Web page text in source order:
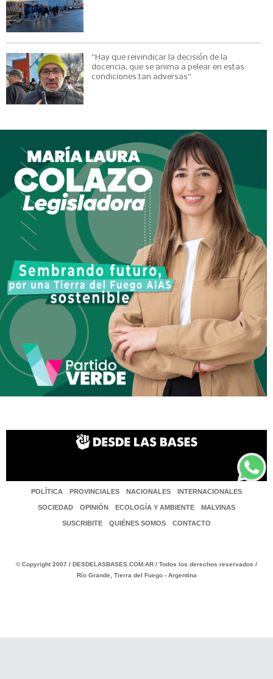
“Hay que reivindicar la decisión de la
docencia, que se anima a pelear en estas
condiciones tan adversas”
POLÍTICA PROVINCIALES NACIONALES INTERNACIONALES
SOCIEDAD OPINIÓN ECOLOGÍA Y AMBIENTE MALVINAS
SUSCRIBITE QUIÉNES SOMOS CONTACTO
© Copyright 2007 / DESDELASBASES.COM.AR / Todos los derechos reservados /
Río Grande, Tierra del Fuego - Argentina